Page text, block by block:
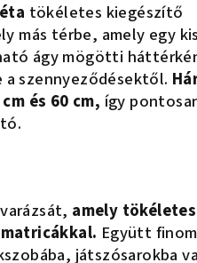
tökéletes kiegészítő
más térbe, amely egy
ágy mögötti
a szennyeződésektől.
és 60 cm, így
amely
matricákkal. Együtt
játszósarokba